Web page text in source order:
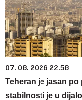
07. 08. 2026 22:58
Teheran je jasan
stabilnosti je u